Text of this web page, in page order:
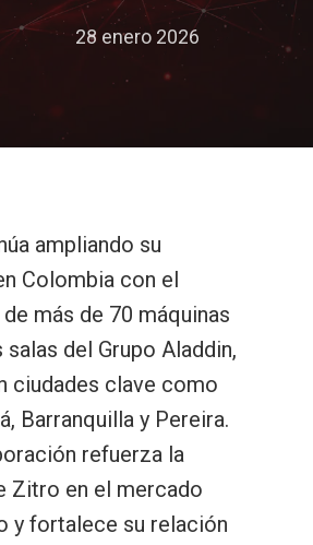
28 enero 2026
ampliando su
Colombia con el
más de 70 máquinas
salas del Grupo Aladdin,
ciudades clave como
Barranquilla y Pereira.
refuerza la
Zitro en el mercado
y fortalece su relación